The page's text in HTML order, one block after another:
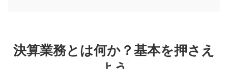
決算業務とは何か？基本を押さえ